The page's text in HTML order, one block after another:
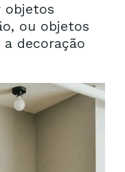
objetos
ou objetos
decoração